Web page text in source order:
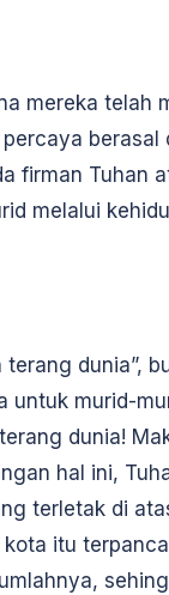
mereka telah
berasal
firman Tuhan
melalui
dunia”,
untuk murid-
dunia!
hal ini,
terletak di
itu